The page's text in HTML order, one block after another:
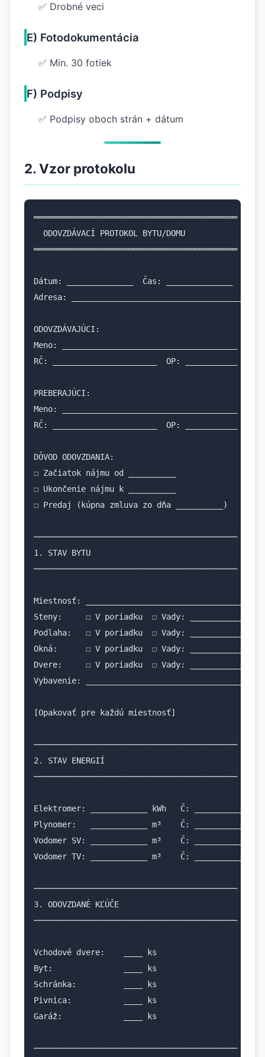
✅ Drobné veci
E) Fotodokumentácia
✅ Min. 30 fotiek
F) Podpisy
✅ Podpisy oboch strán + dátum
2. Vzor protokolu
═══════════════════════════════════════════
  ODOVZDÁVACÍ PROTOKOL BYTU/DOMU
═══════════════════════════════════════════
Dátum: ______________  Čas: ______________
Adresa: ____________________________________
ODOVZDÁVAJÚCI:
Meno: _____________________________________
RČ: ______________________  OP: ___________
PREBERAJÚCI:
Meno: _____________________________________
RČ: ______________________  OP: ___________
DÔVOD ODOVZDANIA:
☐ Začiatok nájmu od __________
☐ Ukončenie nájmu k __________
☐ Predaj (kúpna zmluva zo dňa __________)
───────────────────────────────────────────
1. STAV BYTU
───────────────────────────────────────────
Miestnosť: __________________________________
Steny:     ☐ V poriadku  ☐ Vady: ___________
Podlaha:   ☐ V poriadku  ☐ Vady: ___________
Okná:      ☐ V poriadku  ☐ Vady: ___________
Dvere:     ☐ V poriadku  ☐ Vady: ___________
Vybavenie: __________________________________
[Opakovať pre každú miestnosť]
───────────────────────────────────────────
2. STAV ENERGIÍ
───────────────────────────────────────────
Elektromer: ____________ kWh   Č: __________
Plynomer:   ____________ m³    Č: __________
Vodomer SV: ____________ m³    Č: __________
Vodomer TV: ____________ m³    Č: __________
───────────────────────────────────────────
3. ODOVZDANÉ KĽÚČE
───────────────────────────────────────────
Vchodové dvere:    ____ ks
Byt:               ____ ks
Schránka:          ____ ks
Pivnica:           ____ ks
Garáž:             ____ ks
───────────────────────────────────────────